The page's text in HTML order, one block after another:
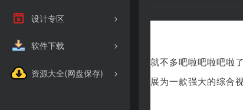
设计专区
软件下载
资源大全(网盘保存)
就不多吧啦吧啦吧啦
展为一款强大的综合